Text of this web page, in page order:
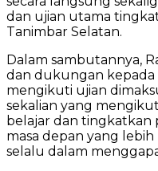
dan ujian utama
Tanimbar Selatan.
Dalam sambutannya,
dan dukungan kepada
mengikuti ujian
sekalian yang
belajar dan tingkatkan
masa depan yang
selalu dalam